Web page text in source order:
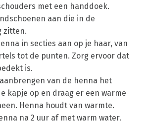
met een handdoek.
aan die in de
zitten.
in secties aan op je haar, van
tot de punten. Zorg ervoor dat
is.
van de henna het
kapje op en draag er een warme
Henna houdt van warmte.
na 2 uur af met warm water.